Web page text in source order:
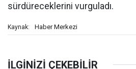
sürdüreceklerini vurguladı.
Kaynak: Haber Merkezi